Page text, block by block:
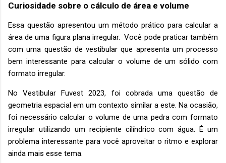
Curiosidade sobre o cálculo de área e volume
Essa questão apresentou um método prático para calcular a
área de uma figura plana irregular. Você pode praticar também
com uma questão de vestibular que apresenta um processo
bem interessante para calcular o volume de um sólido com
formato irregular.
No Vestibular Fuvest 2023, foi cobrada uma questão de
geometria espacial em um contexto similar a este. Na ocasião,
foi necessário calcular o volume de uma pedra com formato
irregular utilizando um recipiente cilíndrico com água. É um
problema interessante para você aproveitar o ritmo e explorar
ainda mais esse tema.